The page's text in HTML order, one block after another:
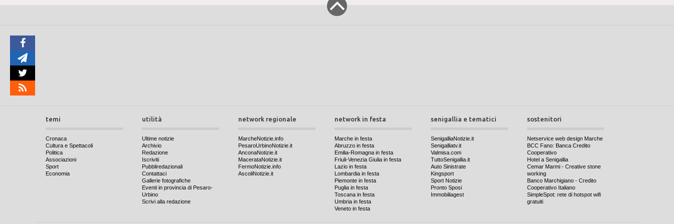
temi
Cronaca
Cultura e Spettacoli
Politica
Associazioni
Sport
Economia
utilità
Ultime notizie
Archivio
Redazione
Iscriviti
Pubbliredazionali
Contattaci
Gallerie fotografiche
Eventi in provincia di Pesaro-
Urbino
Scrivi alla redazione
network regionale
MarcheNotizie.info
PesaroUrbinoNotizie.it
AnconaNotizie.it
MacerataNotizie.it
FermoNotizie.info
AscoliNotizie.it
network in festa
Marche in festa
Abruzzo in festa
Emilia-Romagna in festa
Friuli-Venezia Giulia in festa
Lazio in festa
Lombardia in festa
Piemonte in festa
Puglia in festa
Toscana in festa
Umbria in festa
Veneto in festa
senigallia e tematici
SenigalliaNotizie.it
Senigalliatv.it
Valmisa.com
TuttoSenigallia.it
Auto Sinistrate
Kingsport
Sport Notizie
Pronto Sposi
Immobiliagest
sostenitori
Netservice web design Marche
BCC Fano: Banca Credito
Cooperativo
Hotel a Senigallia
Cemar Marmi - Creative stone
working
Banco Marchigiano - Credito
Cooperativo Italiano
SimpleSpot: rete di hotspot wifi
gratuiti